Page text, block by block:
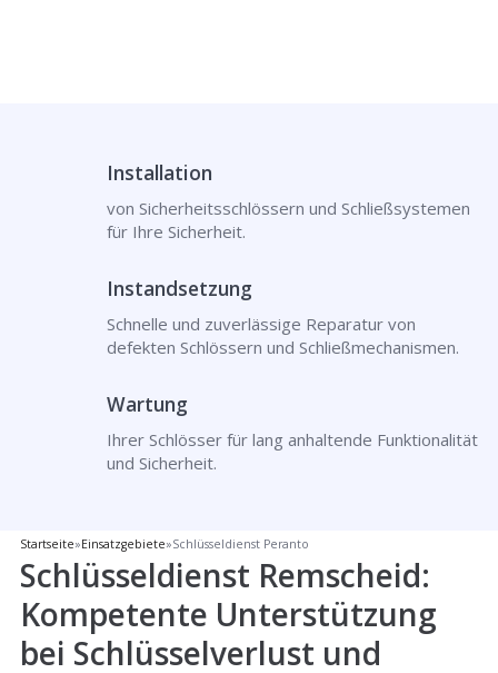
Installation
von Sicherheitsschlössern und Schließsystemen
für Ihre Sicherheit.
Instandsetzung
Schnelle und zuverlässige Reparatur von
defekten Schlössern und Schließmechanismen.
Wartung
Ihrer Schlösser für lang anhaltende Funktionalität
und Sicherheit.
Startseite»Einsatzgebiete»Schlüsseldienst Peranto
Schlüsseldienst Remscheid:
Kompetente Unterstützung
bei Schlüsselverlust und